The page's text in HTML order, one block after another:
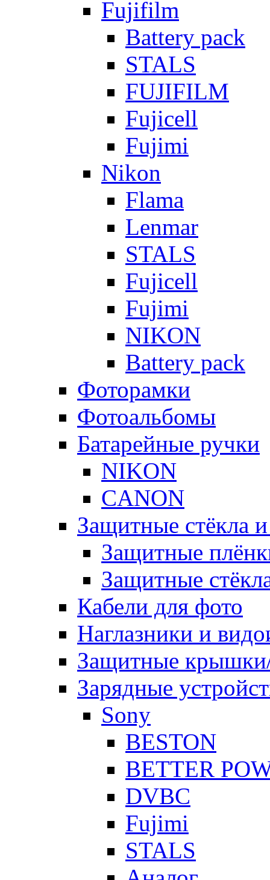
Fujifilm
Battery pack
STALS
FUJIFILM
Fujicell
Fujimi
Nikon
Flama
Lenmar
STALS
Fujicell
Fujimi
NIKON
Battery pack
Фоторамки
Фотоальбомы
Батарейные ручки
NIKON
CANON
Защитные стёкла
Защитные
Защитные
Кабели для фото
Наглазники и
Защитные
Зарядные
Sony
BESTON
BETTER
DVBC
Fujimi
STALS